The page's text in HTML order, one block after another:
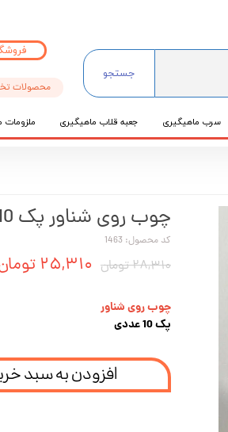
جستجو
سرب ماهیگیری جعبه قلاب ماهیگیری ملزومات
محصولات
چوب روی شناور پک 10 عددی
کد محصول: 1463
۲۸,۳۱۰ تومان ۲۵,۳۱۰ تومان
چوب روی شناور
پک 10 عددی
افزودن به سبد